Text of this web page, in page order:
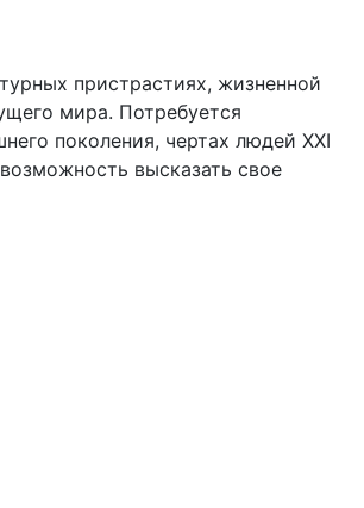
пристрастиях, жизненной
мира. Потребуется
поколения, чертах людей ХХI
высказать свое